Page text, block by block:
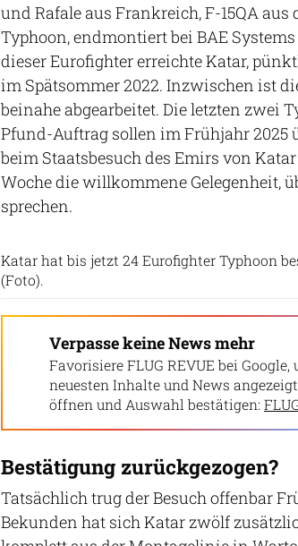
und Rafale aus Frankreich, F-15QA
Typhoon, endmontiert bei BAE
dieser Eurofighter erreichte Katar,
im Spätsommer 2022. Inzwischen ist
beinahe abgearbeitet. Die letzten zwei
Pfund-Auftrag sollen im Frühjahr 2025
beim Staatsbesuch des Emirs von
Woche die willkommene Gelegenheit,
sprechen.
Katar hat bis jetzt 24 Eurofighter Typhoon
(Foto).
Verpasse keine News mehr
Favorisiere FLUG REVUE bei
neuesten Inhalte und News
öffnen und Auswahl bestätigen:
Bestätigung zurückgezogen?
Tatsächlich trug der Besuch offenbar
Bekunden hat sich Katar zwölf